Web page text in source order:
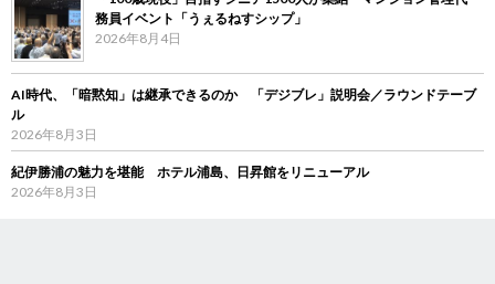
務員イベント「うぇるねすシップ」
2026年8月4日
AI時代、「暗黙知」は継承できるのか 「デジブレ」説明会／ラウンドテーブ
ル
2026年8月3日
紀伊勝浦の魅力を堪能 ホテル浦島、日昇館をリニューアル
2026年8月3日